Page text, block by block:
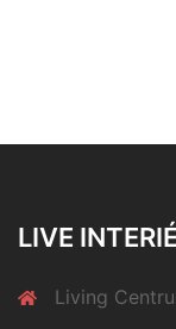
LIVE
Living